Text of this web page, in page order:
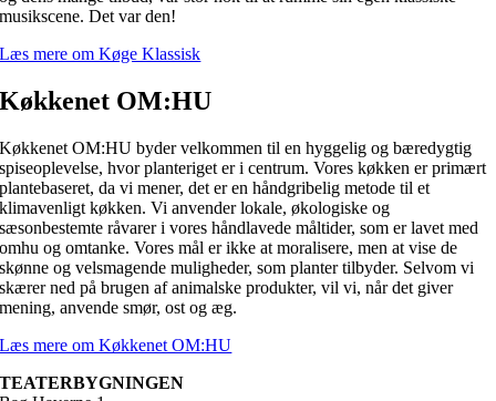
musikscene. Det var den!
Læs mere om Køge Klassisk
Køkkenet OM:HU
Køkkenet OM:HU byder velkommen til en hyggelig og bæredygtig
spiseoplevelse, hvor planteriget er i centrum. Vores køkken er primært
plantebaseret, da vi mener, det er en håndgribelig metode til et
klimavenligt køkken. Vi anvender lokale, økologiske og
sæsonbestemte råvarer i vores håndlavede måltider, som er lavet med
omhu og omtanke. Vores mål er ikke at moralisere, men at vise de
skønne og velsmagende muligheder, som planter tilbyder. Selvom vi
skærer ned på brugen af animalske produkter, vil vi, når det giver
mening, anvende smør, ost og æg.
Læs mere om Køkkenet OM:HU
TEATERBYGNINGEN